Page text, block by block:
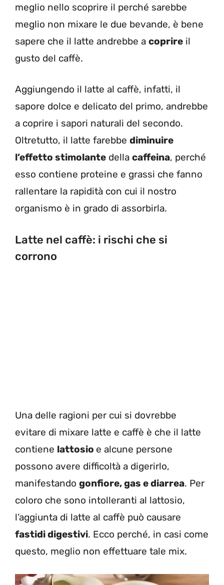
meglio nello scoprire il perché sarebbe
meglio non mixare le due bevande, è bene
sapere che il latte andrebbe a coprire il
gusto del caffè.
Aggiungendo il latte al caffè, infatti, il
sapore dolce e delicato del primo, andrebbe
a coprire i sapori naturali del secondo.
Oltretutto, il latte farebbe diminuire
l’effetto stimolante della caffeina, perché
esso contiene proteine e grassi che fanno
rallentare la rapidità con cui il nostro
organismo è in grado di assorbirla.
Latte nel caffè: i rischi che si
corrono
Una delle ragioni per cui si dovrebbe
evitare di mixare latte e caffè è che il latte
contiene lattosio e alcune persone
possono avere difficoltà a digerirlo,
manifestando gonfiore, gas e diarrea. Per
coloro che sono intolleranti al lattosio,
l’aggiunta di latte al caffè può causare
fastidi digestivi. Ecco perché, in casi come
questo, meglio non effettuare tale mix.